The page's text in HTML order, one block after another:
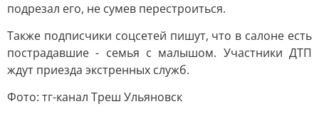
подрезал его, не сумев перестроиться.
Также подписчики соцсетей пишут, что в салоне есть
пострадавшие - семья с малышом. Участники ДТП
ждут приезда экстренных служб.
Фото: тг-канал Треш Ульяновск